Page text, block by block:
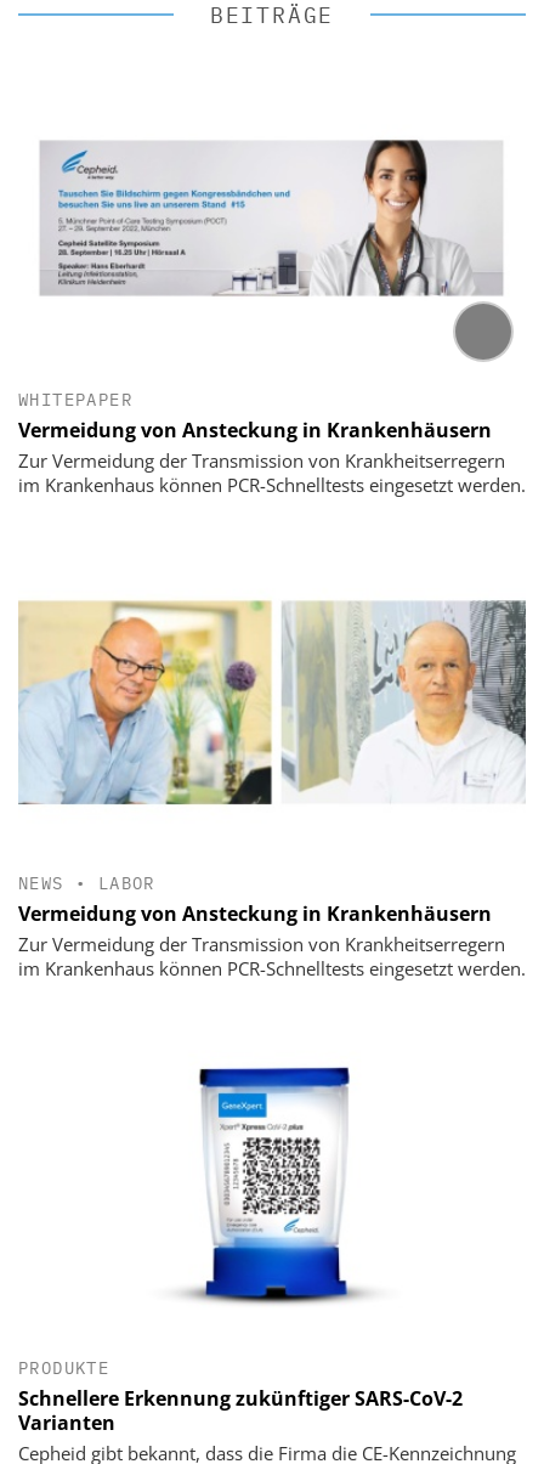
BEITRÄGE
WHITEPAPER
Vermeidung von Ansteckung in Krankenhäusern
Zur Vermeidung der Transmission von Krankheitserregern
im Krankenhaus können PCR-Schnelltests eingesetzt werden.
NEWS • LABOR
Vermeidung von Ansteckung in Krankenhäusern
Zur Vermeidung der Transmission von Krankheitserregern
im Krankenhaus können PCR-Schnelltests eingesetzt werden.
PRODUKTE
Schnellere Erkennung zukünftiger SARS-CoV-2
Varianten
Cepheid gibt bekannt, dass die Firma die CE-Kennzeichnung